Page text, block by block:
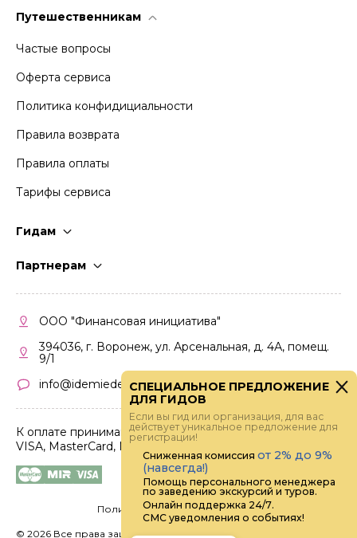
Путешественникам
Частые вопросы
Оферта сервиса
Политика конфидициальности
Правила возврата
Правила оплаты
Тарифы сервиса
Гидам
Партнерам
Кабинет партнера
Правила участия
ООО "Финансовая инициатива"
394036, г. Воронеж, ул. Арсенальная, д. 4А, помещ.
9/1
info@idemiedem.ru
К оплате принимаются карты
VISA, MasterCard, МИР
Политика конфиденциальности
© 2026 Все права защищены.
СПЕЦИАЛЬНОЕ ПРЕДЛОЖЕНИЕ
ДЛЯ ГИДОВ
Если вы гид или организация, для вас
действует уникальное предложение для
регистрации!
Сниженная комиссия от 2% до 9%
(навсегда!)
Помощь персонального менеджера
по заведению экскурсий и туров.
Онлайн поддержка 24/7.
СМС уведомления о событиях!